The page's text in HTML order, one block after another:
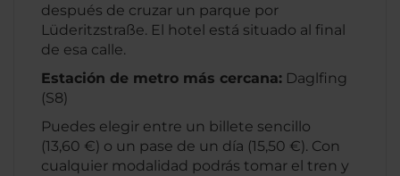
después de cruzar un parque por
Lüderitzstraße. El hotel está situado al final
de esa calle.
Estación de metro más cercana: Daglfing
(S8)
Puedes elegir entre un billete sencillo
(13,60 €) o un pase de un día (15,50 €). Con
cualquier modalidad podrás tomar el tren y